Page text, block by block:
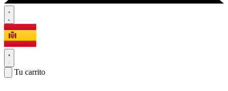
Tu carrito